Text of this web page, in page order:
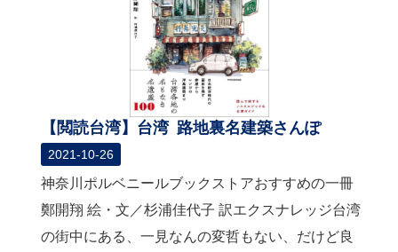
【閲読台湾】台湾 路地裏名建築さんぽ
2021-10-26
神奈川ポルベニールブックストアおすすめの一冊
鄭開翔 絵・文／杉浦佳代子 訳エクスナレッジ台湾
の街中にある、一見なんの変哲もない、だけど良